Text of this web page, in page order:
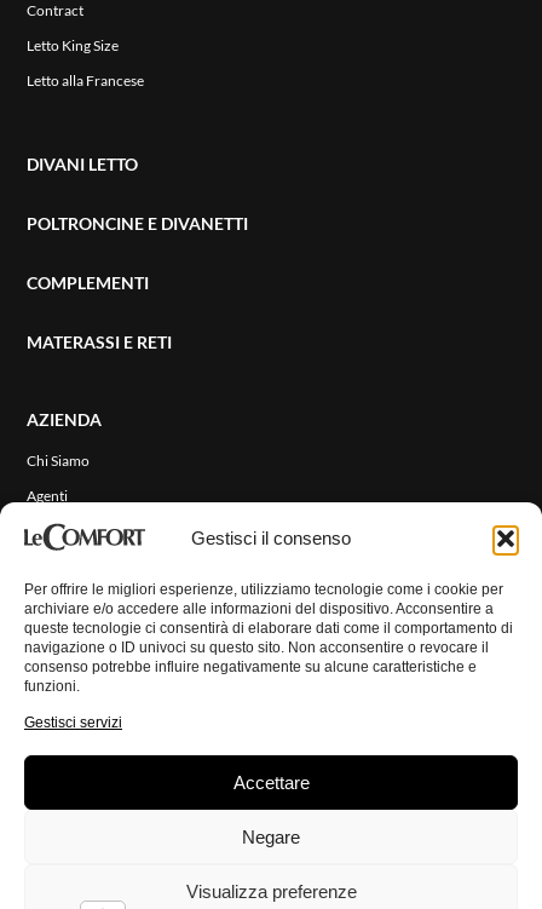
Gestisci il consenso
Per offrire le migliori esperienze, utilizziamo tecnologie come i cookie per
archiviare e/o accedere alle informazioni del dispositivo. Acconsentire a
queste tecnologie ci consentirà di elaborare dati come il comportamento di
navigazione o ID univoci su questo sito. Non acconsentire o revocare il
consenso potrebbe influire negativamente su alcune caratteristiche e
funzioni.
Gestisci servizi
Accettare
Negare
Visualizza preferenze
Contract
Letto King Size
Letto alla Francese
DIVANI LETTO
POLTRONCINE E DIVANETTI
COMPLEMENTI
MATERASSI E RETI
AZIENDA
Chi Siamo
Agenti
Eventi e News
CONTATTI
AREA RISERVATA
© Copyright 2026 LeComfort. Tutti i diritti riservati.
Termini e Condizioni